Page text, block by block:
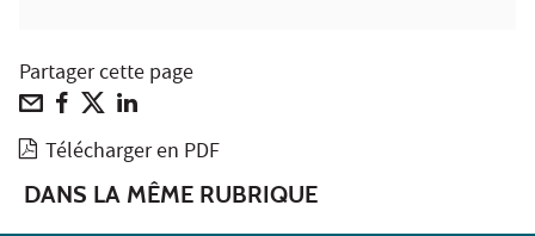
Partager cette page
Télécharger en PDF
DANS LA MÊME RUBRIQUE